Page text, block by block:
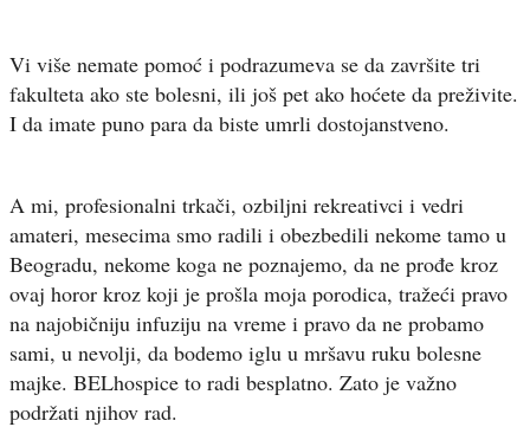
Vi više nemate pomoć i podrazumeva se da završite tri
fakulteta ako ste bolesni, ili još pet ako hoćete da preživite.
I da imate puno para da biste umrli dostojanstveno.
A mi, profesionalni trkači, ozbiljni rekreativci i vedri
amateri, mesecima smo radili i obezbedili nekome tamo u
Beogradu, nekome koga ne poznajemo, da ne prođe kroz
ovaj horor kroz koji je prošla moja porodica, tražeći pravo
na najobičniju infuziju na vreme i pravo da ne probamo
sami, u nevolji, da bodemo iglu u mršavu ruku bolesne
majke. BELhospice to radi besplatno. Zato je važno
podržati njihov rad.